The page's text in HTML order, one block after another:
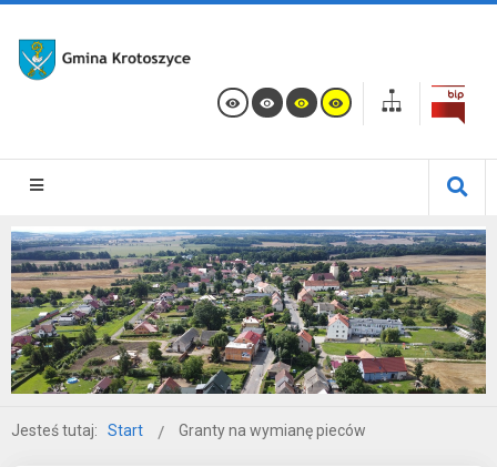
Jesteś tutaj: Start Granty na wymianę pieców